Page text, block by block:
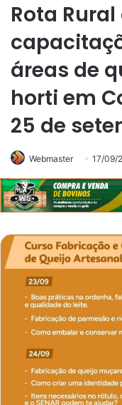
Rota
áreas de
horti em
25 de
Webmaster 17/09/